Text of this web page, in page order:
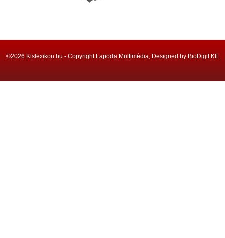
©2026 Kislexikon.hu - Copyright Lapoda Multimédia, Designed by BioDigit Kft.